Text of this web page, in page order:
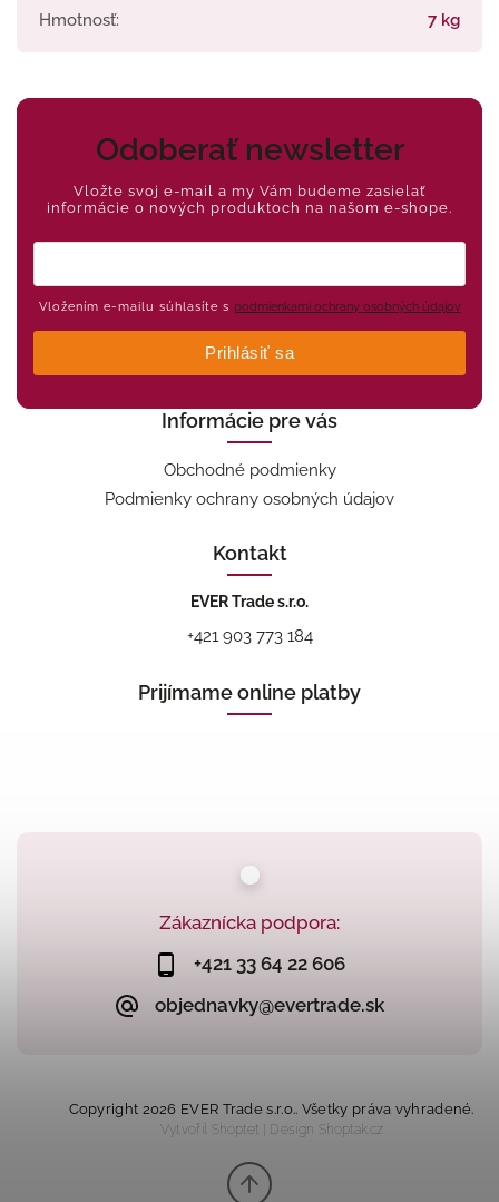
Hmotnosť: 7 kg
Zákaznícka podpora:
+421 33 64 22 606
objednavky@evertrade.sk
Odoberať newsletter
Vložte svoj e-mail a my Vám budeme zasielať
informácie o nových produktoch na našom e-shope.
Vložením e-mailu súhlasíte s podmienkami ochrany osobných údajov
Prihlásiť sa
Informácie pre vás
Obchodné podmienky
Podmienky ochrany osobných údajov
Kontakt
EVER Trade s.r.o.
+421 903 773 184
Prijímame online platby
Copyright 2026 EVER Trade s.r.o.. Všetky práva vyhradené.
Vytvořil Shoptet | Design Shoptak.cz